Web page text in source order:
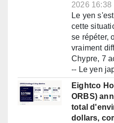
2026 16:38
Le yen
cette
se répéter,
vraiment
Chypre, 7
-- Le yen
Eightco
ORBS)
total
dollars,